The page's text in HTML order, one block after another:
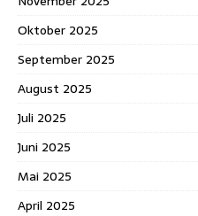
Oktober 2025
September 2025
August 2025
Juli 2025
Juni 2025
Mai 2025
April 2025